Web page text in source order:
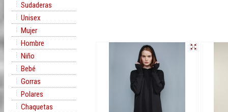
Sudaderas
Unisex
Mujer
Hombre
Niño
Bebé
Gorras
Polares
Chaquetas